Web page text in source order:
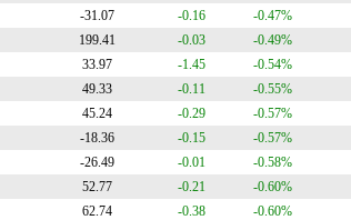
-31.07 -0.16 -0.47%
199.41 -0.03 -0.49%
33.97 -1.45 -0.54%
49.33 -0.11 -0.55%
45.24 -0.29 -0.57%
-18.36 -0.15 -0.57%
-26.49 -0.01 -0.58%
52.77 -0.21 -0.60%
62.74 -0.38 -0.60%